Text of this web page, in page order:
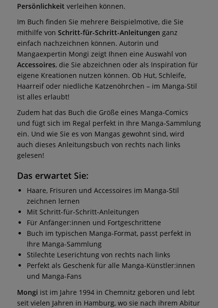
Persönlichkeit verleihen können.
Im Buch finden Sie mehrere Beispielmotive, die Sie
mithilfe von Schritt-für-Schritt-Anleitungen ganz
einfach nachzeichnen können. Autorin und
Mangaexpertin Mongi zeigt Ihnen eine Auswahl von
Accessoires, die Sie abzeichnen oder als Inspiration für
eigene Kreationen nutzen können. Ob Hut, Schleife,
Haarreif oder niedliche Katzenöhrchen – im Manga-Stil
ist alles erlaubt!
Zudem hat das Buch die Größe eines Manga-Comics
und fügt sich im Regal perfekt in Ihre Manga-Sammlung
ein. Und wie Sie es von Mangas gewohnt sind, wird
auch dieses Anleitungsbuch von rechts nach links
gelesen!
Das erwartet Sie:
Haare, Frisuren und Accessoires im Manga-Stil
zeichnen lernen
Mit Schritt-für-Schritt-Anleitungen
Für Anfänger:innen und Fortgeschrittene
Buch im typischen Manga-Format, passt perfekt in
Ihre Manga-Sammlung
Stilechte Leserichtung von rechts nach links
Perfekt als Geschenk für alle Manga-Künstler:innen
und Manga-Fans
Mongi ist im Jahre 1994 in Chemnitz geboren und lebt
seit vielen Jahren in Hamburg, wo sie nach ihrem Abitur